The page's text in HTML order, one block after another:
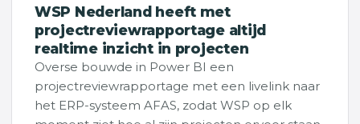
WSP Nederland heeft met
projectreviewrapportage altijd
realtime inzicht in projecten
Overse bouwde in Power BI een
projectreviewrapportage met een livelink naar
het ERP-systeem AFAS, zodat WSP op elk